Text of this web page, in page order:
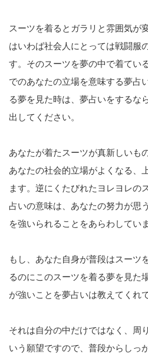
スーツを着るとガラリと雰囲気が
はいわば社会人にとっては戦闘服
す。そのスーツを夢の中で着てい
でのあなたの立場を意味する夢占
る夢を見た時は、夢占いをするな
出してください。
あなたが着たスーツが真新しいも
あなたの社会的立場がよくなる、
ます。逆にくたびれたヨレヨレの
占いの意味は、あなたの努力が思
を強いられることをあらわしてい
もし、あなた自身が普段はスーツ
るのにこのスーツを着る夢を見た
が強いことを夢占いは教えてくれ
それは自分の中だけではなく、周
いう願望ですので、普段からしっ